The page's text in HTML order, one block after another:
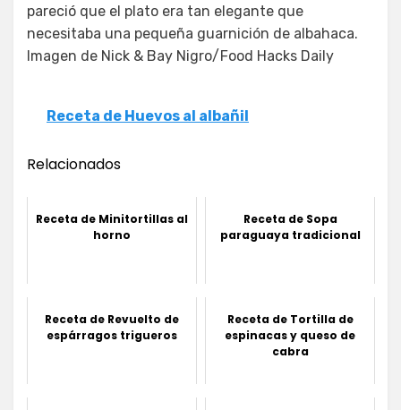
pareció que el plato era tan elegante que
necesitaba una pequeña guarnición de albahaca.
Imagen de Nick & Bay Nigro/Food Hacks Daily
Receta de Huevos al albañil
Relacionados
Receta de Minitortillas al
horno
Receta de Sopa
paraguaya tradicional
Receta de Revuelto de
espárragos trigueros
Receta de Tortilla de
espinacas y queso de
cabra